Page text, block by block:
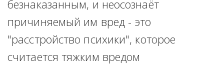
безнаказанным, и неосознаёт
причиняемый им вред - это
"расстройство психики", которое
считается тяжким вредом